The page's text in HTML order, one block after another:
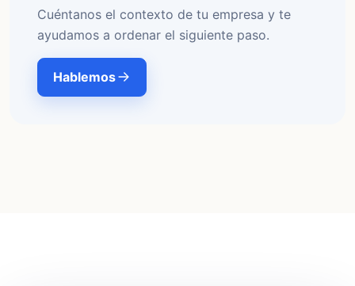
Cuéntanos el contexto de tu empresa y te
ayudamos a ordenar el siguiente paso.
Hablemos